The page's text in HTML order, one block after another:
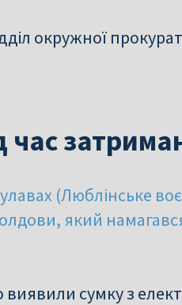
окружної
(Люблінське
який
виявили сумку з